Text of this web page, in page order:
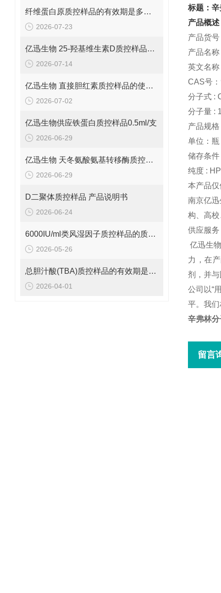
纤维蛋白原质控样品的有效期是多久呢？
2026-07-23
亿迅生物 25-羟基维生素D质控样品的浓度是多少呢？
2026-07-14
亿迅生物 直接胆红素质控样品的使用方法
2026-07-02
亿迅生物供应铁蛋白质控样品0.5ml/支
2026-06-29
亿迅生物 天冬氨酸氨基转移酶质控样品的质控靶值是多少呢？
2026-06-29
D二聚体质控样品 产品说明书
2026-06-24
6000IU/ml类风湿因子质控样品的质控范围是多少呢？
2026-05-26
总胆汁酸(TBA)质控样品的有效期是多久呢？
2026-04-01
标题：
产品概述
产品货
产品名称
英文名
CAS号
分子式 :
分子量 :
产品规
单位：瓶
储存条
纯度 :
本产品
南京亿
构、高
供应服
亿迅生
力，在
剂，并
公司以“
平。我
辛弗林
留言